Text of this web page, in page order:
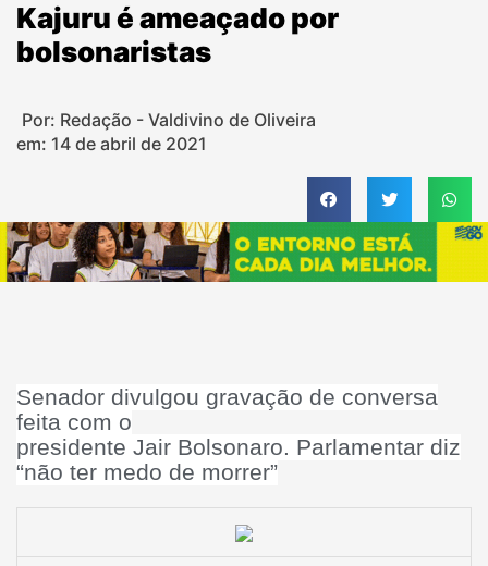
Kajuru é ameaçado por
bolsonaristas
Por: Redação - Valdivino de Oliveira
em: 14 de abril de 2021
Senador divulgou gravação de conversa
feita com o
presidente Jair Bolsonaro. Parlamentar diz
“não ter medo de morrer”